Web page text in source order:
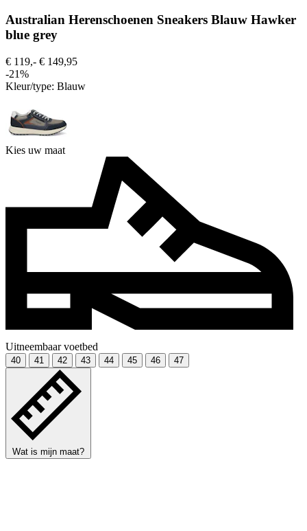
Australian Herenschoenen Sneakers Blauw Hawker
blue grey
€ 119,- € 149,95
-21%
Kleur/type: Blauw
Kies uw maat
Uitneembaar voetbed
40 41 42 43 44 45 46 47
Wat is mijn maat?